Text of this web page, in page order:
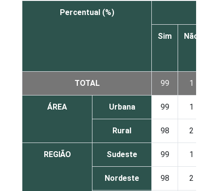
Percentual (%)
Sim Não
TOTAL 99 1
ÁREA Urbana 99 1
Rural 98 2
REGIÃO Sudeste 99 1
Nordeste 98 2